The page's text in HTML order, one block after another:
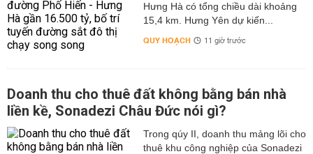
Hưng Hà có tổng chiều dài khoảng
15,4 km. Hưng Yên dự kiến...
QUY HOẠCH 11 giờ trước
Doanh thu cho thuê đất không bằng bán nhà
liền kề, Sonadezi Châu Đức nói gì?
Trong qúy II, doanh thu mảng lõi cho
thuê khu công nghiệp của Sonadezi